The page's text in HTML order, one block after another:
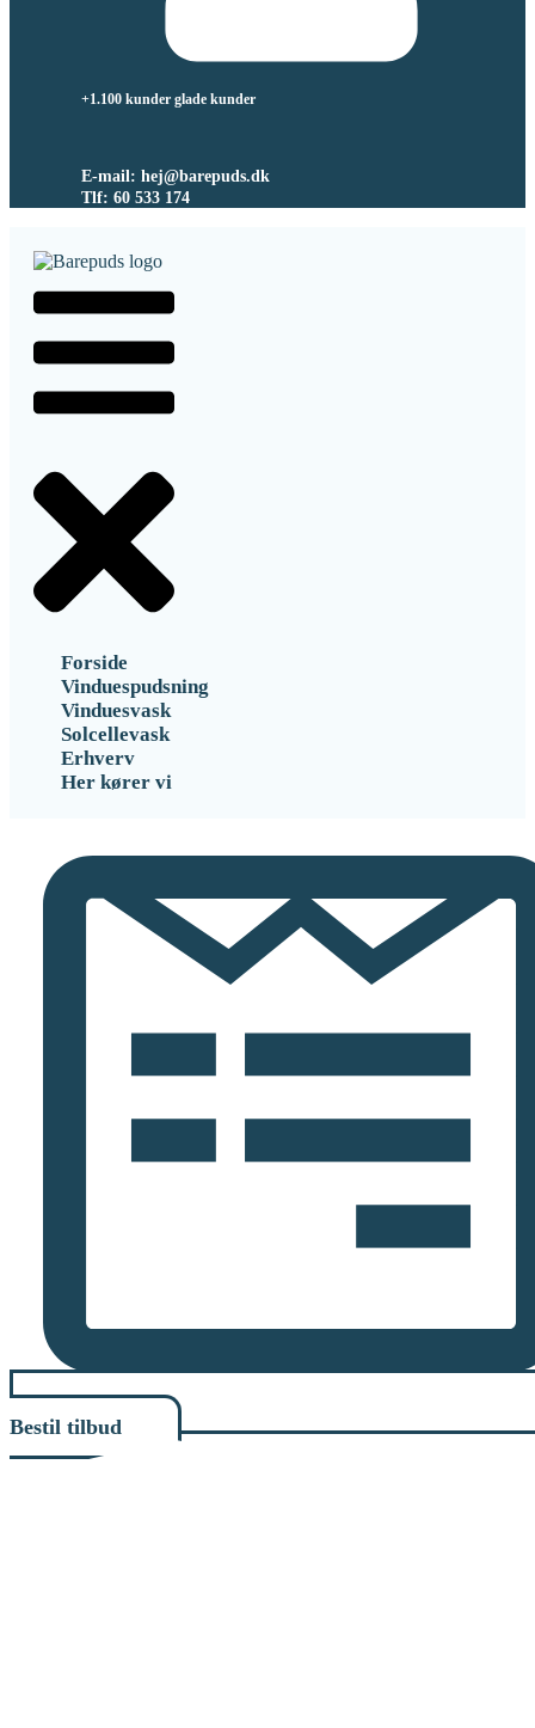
+1.100 kunder glade kunder
E-mail: hej@barepuds.dk
Tlf: 60 533 174
Forside
Vinduespudsning
Vinduesvask
Solcellevask
Erhverv
Her kører vi
Bestil tilbud